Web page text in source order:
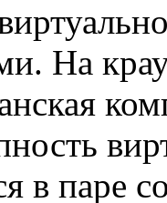
На
в паре